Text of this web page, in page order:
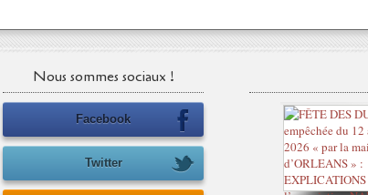
Nous sommes sociaux !
Facebook
Twitter